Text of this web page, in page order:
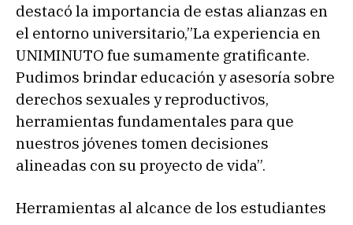
destacó la importancia de estas alianzas en
el entorno universitario,”La experiencia en
UNIMINUTO fue sumamente gratificante.
Pudimos brindar educación y asesoría sobre
derechos sexuales y reproductivos,
herramientas fundamentales para que
nuestros jóvenes tomen decisiones
alineadas con su proyecto de vida”.
Herramientas al alcance de los estudiantes